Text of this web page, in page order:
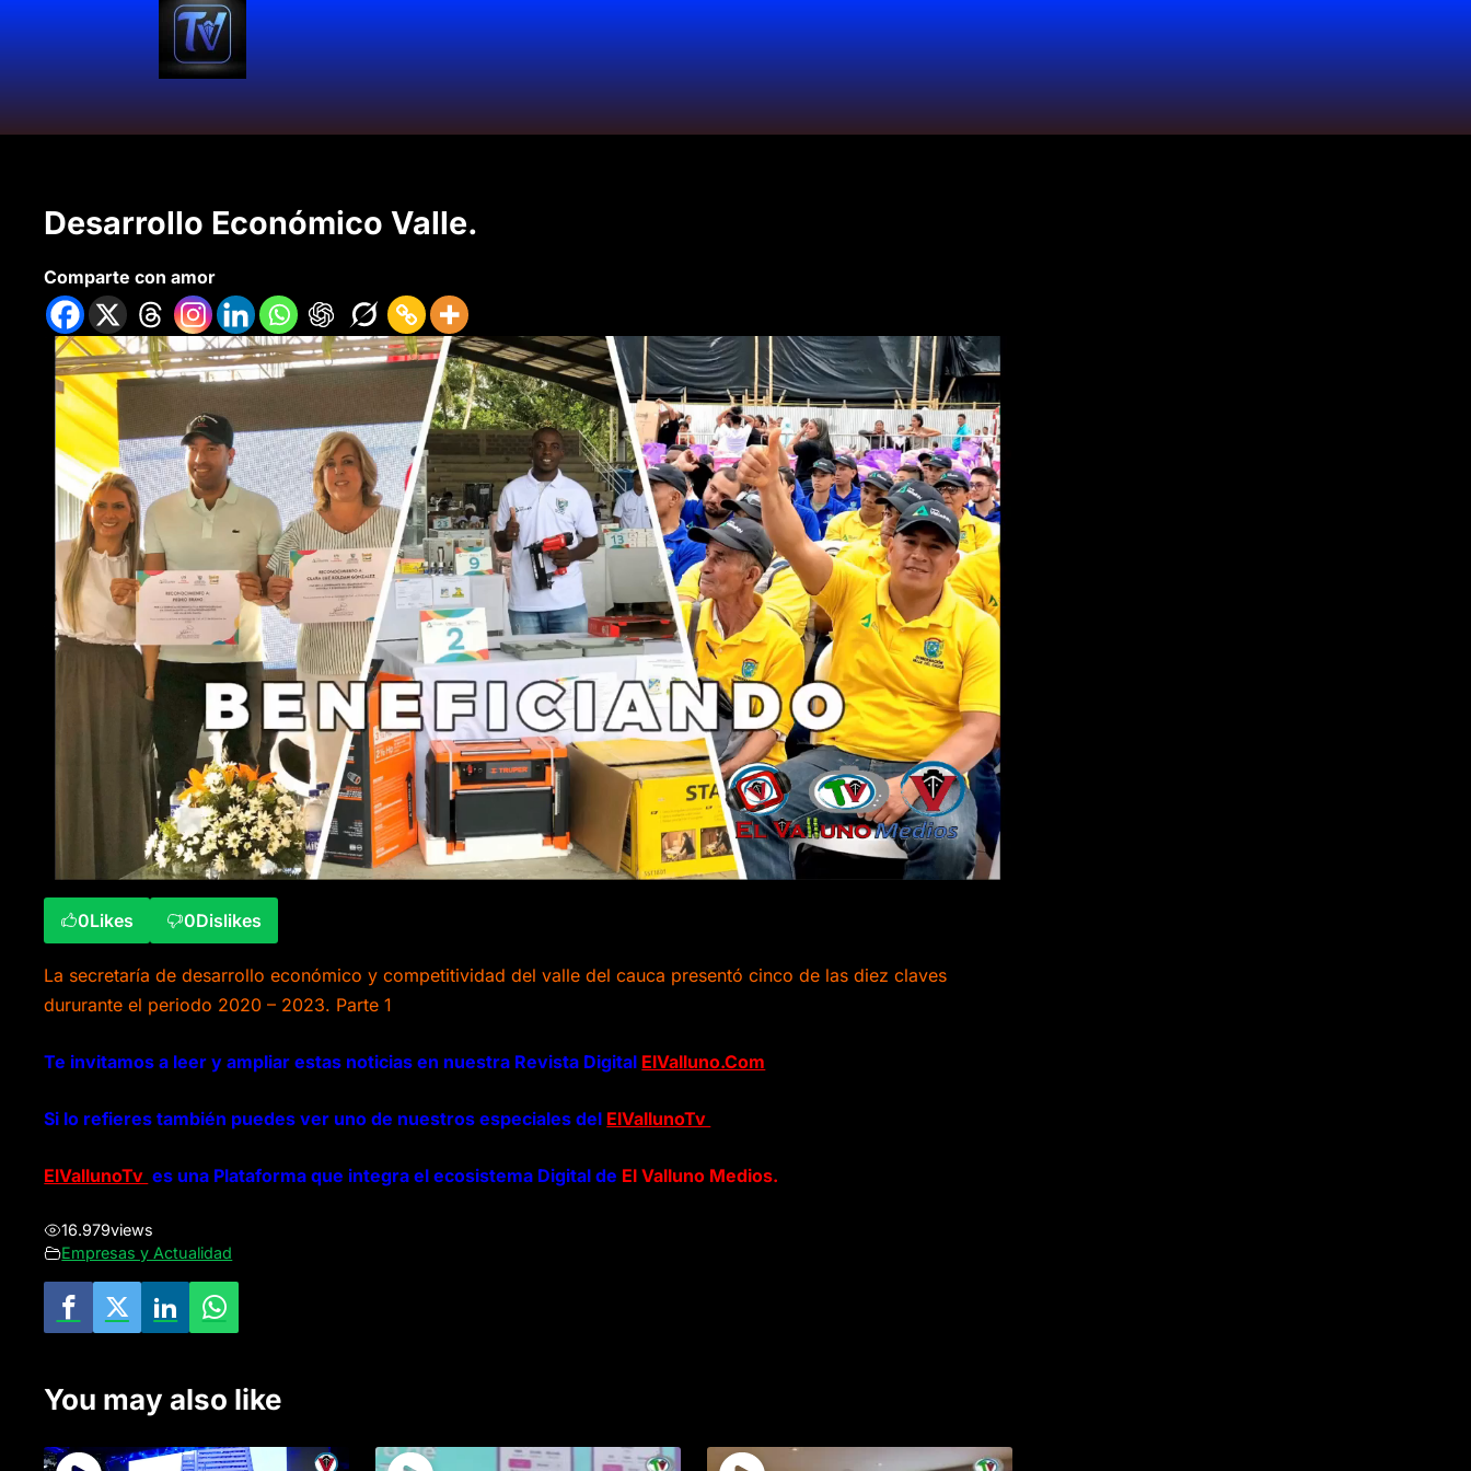
Desarrollo Económico Valle.
Comparte con amor
0Likes 0Dislikes
La secretaría de desarrollo económico y competitividad del valle del cauca presentó cinco de las diez claves
dururante el periodo 2020 – 2023. Parte 1
Te invitamos a leer y ampliar estas noticias en nuestra Revista Digital ElValluno.Com
Si lo refieres también puedes ver uno de nuestros especiales del ElVallunoTv
ElVallunoTv es una Plataforma que integra el ecosistema Digital de El Valluno Medios.
16.979views
Empresas y Actualidad
You may also like